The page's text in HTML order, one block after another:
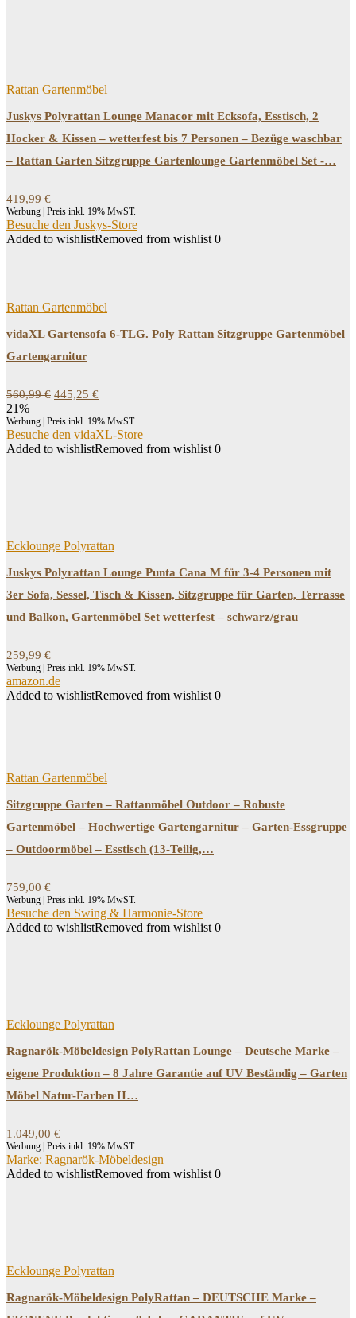
Rattan Gartenmöbel
Juskys Polyrattan Lounge Manacor mit Ecksofa, Esstisch, 2
Hocker & Kissen – wetterfest bis 7 Personen – Bezüge waschbar
– Rattan Garten Sitzgruppe Gartenlounge Gartenmöbel Set -…
419,99 €
Werbung | Preis inkl. 19% MwST.
Besuche den Juskys-Store
Added to wishlistRemoved from wishlist 0
Rattan Gartenmöbel
vidaXL Gartensofa 6-TLG. Poly Rattan Sitzgruppe Gartenmöbel
Gartengarnitur
560,99€ Ursprünglicher
war:
560,99 €
445,25 €
ist:
445,25 €.
21%
Werbung | Preis inkl. 19% MwST.
Besuche den vidaXL-Store
Added to wishlistRemoved from wishlist 0
Ecklounge Polyrattan
Juskys Polyrattan Lounge Punta Cana M für 3-4 Personen mit
3er Sofa, Sessel, Tisch & Kissen, Sitzgruppe für Garten, Terrasse
und Balkon, Gartenmöbel Set wetterfest – schwarz/grau
259,99 €
Werbung | Preis inkl. 19% MwST.
amazon.de
Added to wishlistRemoved from wishlist 0
Rattan Gartenmöbel
Sitzgruppe Garten – Rattanmöbel Outdoor – Robuste
Gartenmöbel – Hochwertige Gartengarnitur – Garten-Essgruppe
– Outdoormöbel – Esstisch (13-Teilig,…
759,00 €
Werbung | Preis inkl. 19% MwST.
Besuche den Swing & Harmonie-Store
Added to wishlistRemoved from wishlist 0
Ecklounge Polyrattan
Ragnarök-Möbeldesign PolyRattan Lounge – Deutsche Marke –
eigene Produktion – 8 Jahre Garantie auf UV Beständig – Garten
Möbel Natur-Farben H…
1.049,00 €
Werbung | Preis inkl. 19% MwST.
Marke: Ragnarök-Möbeldesign
Added to wishlistRemoved from wishlist 0
Ecklounge Polyrattan
Ragnarök-Möbeldesign PolyRattan – DEUTSCHE Marke –